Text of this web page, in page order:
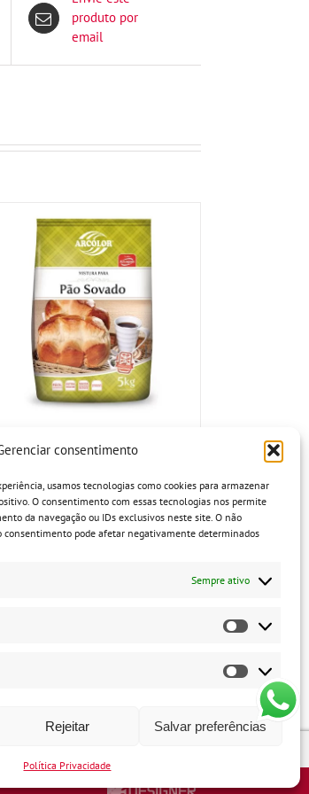
consentimento
usamos tecnologias como cookies para armazenar
O consentimento com essas tecnologias nos permite
da navegação ou IDs exclusivos neste site. O não
consentimento pode afetar negativamente determinados
Sempre ativo
Marketing
Rejeitar Salvar preferências
Política Privacidade
produto por
email
Mistura para Pão Sovado
de Atendimento: